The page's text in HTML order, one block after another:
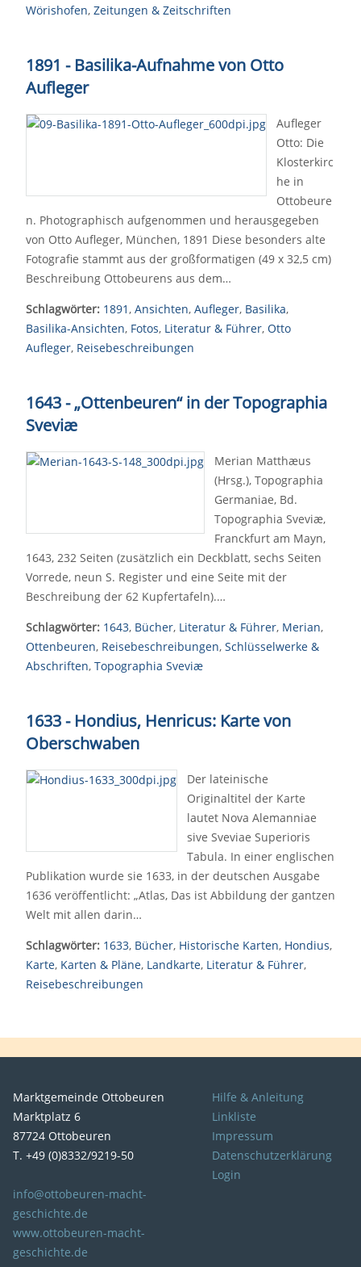
Wörishofen, Zeitungen & Zeitschriften
1891 - Basilika-Aufnahme von Otto
Aufleger
Aufleger
Otto: Die
Klosterkirc
he in
Ottobeure
n. Photographisch aufgenommen und herausgegeben
von Otto Aufleger, München, 1891 Diese besonders alte
Fotografie stammt aus der großformatigen (49 x 32,5 cm)
Beschreibung Ottobeurens aus dem…
Schlagwörter: 1891, Ansichten, Aufleger, Basilika,
Basilika-Ansichten, Fotos, Literatur & Führer, Otto
Aufleger, Reisebeschreibungen
1643 - „Ottenbeuren“ in der Topographia
Sveviæ
Merian Matthæus
(Hrsg.), Topographia
Germaniae, Bd.
Topographia Sveviæ,
Franckfurt am Mayn,
1643, 232 Seiten (zusätzlich ein Deckblatt, sechs Seiten
Vorrede, neun S. Register und eine Seite mit der
Beschreibung der 62 Kupfertafeln).…
Schlagwörter: 1643, Bücher, Literatur & Führer, Merian,
Ottenbeuren, Reisebeschreibungen, Schlüsselwerke &
Abschriften, Topographia Sveviæ
1633 - Hondius, Henricus: Karte von
Oberschwaben
Der lateinische
Originaltitel der Karte
lautet Nova Alemanniae
sive Sveviae Superioris
Tabula. In einer englischen
Publikation wurde sie 1633, in der deutschen Ausgabe
1636 veröffentlicht: „Atlas, Das ist Abbildung der gantzen
Welt mit allen darin…
Schlagwörter: 1633, Bücher, Historische Karten, Hondius,
Karte, Karten & Pläne, Landkarte, Literatur & Führer,
Reisebeschreibungen
Marktgemeinde Ottobeuren
Marktplatz 6
87724 Ottobeuren
T. +49 (0)8332/9219-50
info@ottobeuren-macht-
geschichte.de
www.ottobeuren-macht-
geschichte.de
Hilfe & Anleitung
Linkliste
Impressum
Datenschutzerklärung
Login